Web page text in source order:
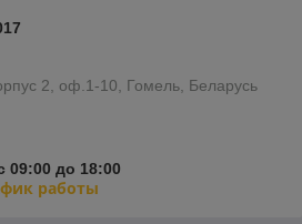
2, оф.1-10, Гомель, Беларусь
09:00 до 18:00
работы